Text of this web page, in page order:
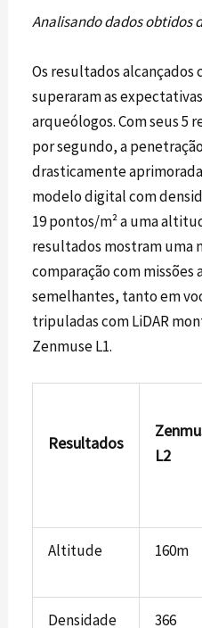
Analisando dados obtidos
Os resultados alcançados
superaram as
arqueólogos. Com seus 5
por segundo, a
drasticamente
modelo digital com
19 pontos/m² a uma
resultados mostram uma
comparação com missões
semelhantes, tanto em
tripuladas comLiDAR
Zenmuse L1.
Resultados
L2
Altitude 160m
Densidade
366